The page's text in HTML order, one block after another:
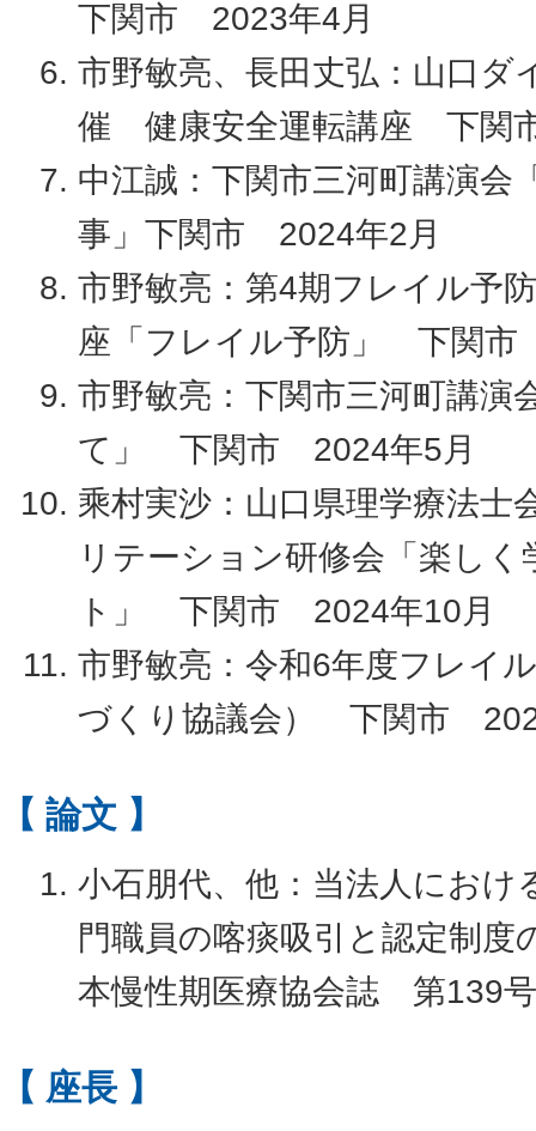
下関市 2023年4月
市野敏亮、長田丈弘：山口ダ
催 健康安全運転講座 下関
中江誠：下関市三河町講演
事」下関市 2024年2月
市野敏亮：第4期フレイル予
座「フレイル予防」 下関
市野敏亮：下関市三河町講演
て」 下関市 2024年5月
乘村実沙：山口県理学療法士
リテーション研修会「楽し
ト」 下関市 2024年10月
市野敏亮：令和6年度フレイ
づくり協議会） 下関市
【 論文 】
小石朋代、他：当法人にお
門職員の喀痰吸引と認定制
本慢性期医療協会誌 第139
【 座長 】